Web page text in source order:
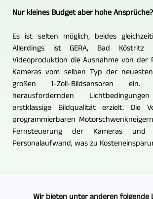
Nur kleines Budget aber hohe Ansprüche?
Es ist selten möglich, beides
Allerdings ist GERA, Bad Köstritz
Videoproduktion die Ausnahme von der
Kameras vom selben Typ der
großen 1-Zoll-Bildsensoren
herausfordernden
erstklassige Bildqualität erzielt. Die
programmierbaren
Fernsteuerung der Kameras
Personalaufwand, was zu